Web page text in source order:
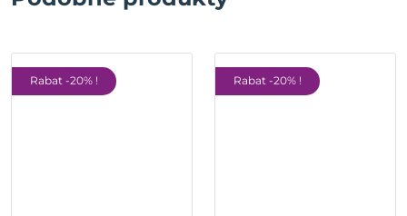
Rabat -20% ! Rabat -20% !